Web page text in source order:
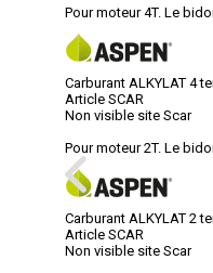
Pour moteur 4T. Le
Carburant ALKYLAT 4
Article SCAR
Non visible site Scar
Pour moteur 2T. Le
Carburant ALKYLAT 2
Article SCAR
Non visible site Scar